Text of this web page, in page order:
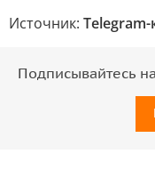
Источник:
Подписывайтесь